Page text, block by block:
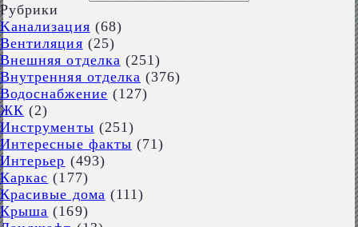
Рубрики
Kaнализация (68)
Вентиляция (25)
Внешняя отделка (251)
Внутренняя отделка (376)
Водоснабжение (127)
ЖК (2)
Инструменты (251)
Интересные факты (71)
Интерьер (493)
Каркас (177)
Красивые дома (111)
Крыша (169)